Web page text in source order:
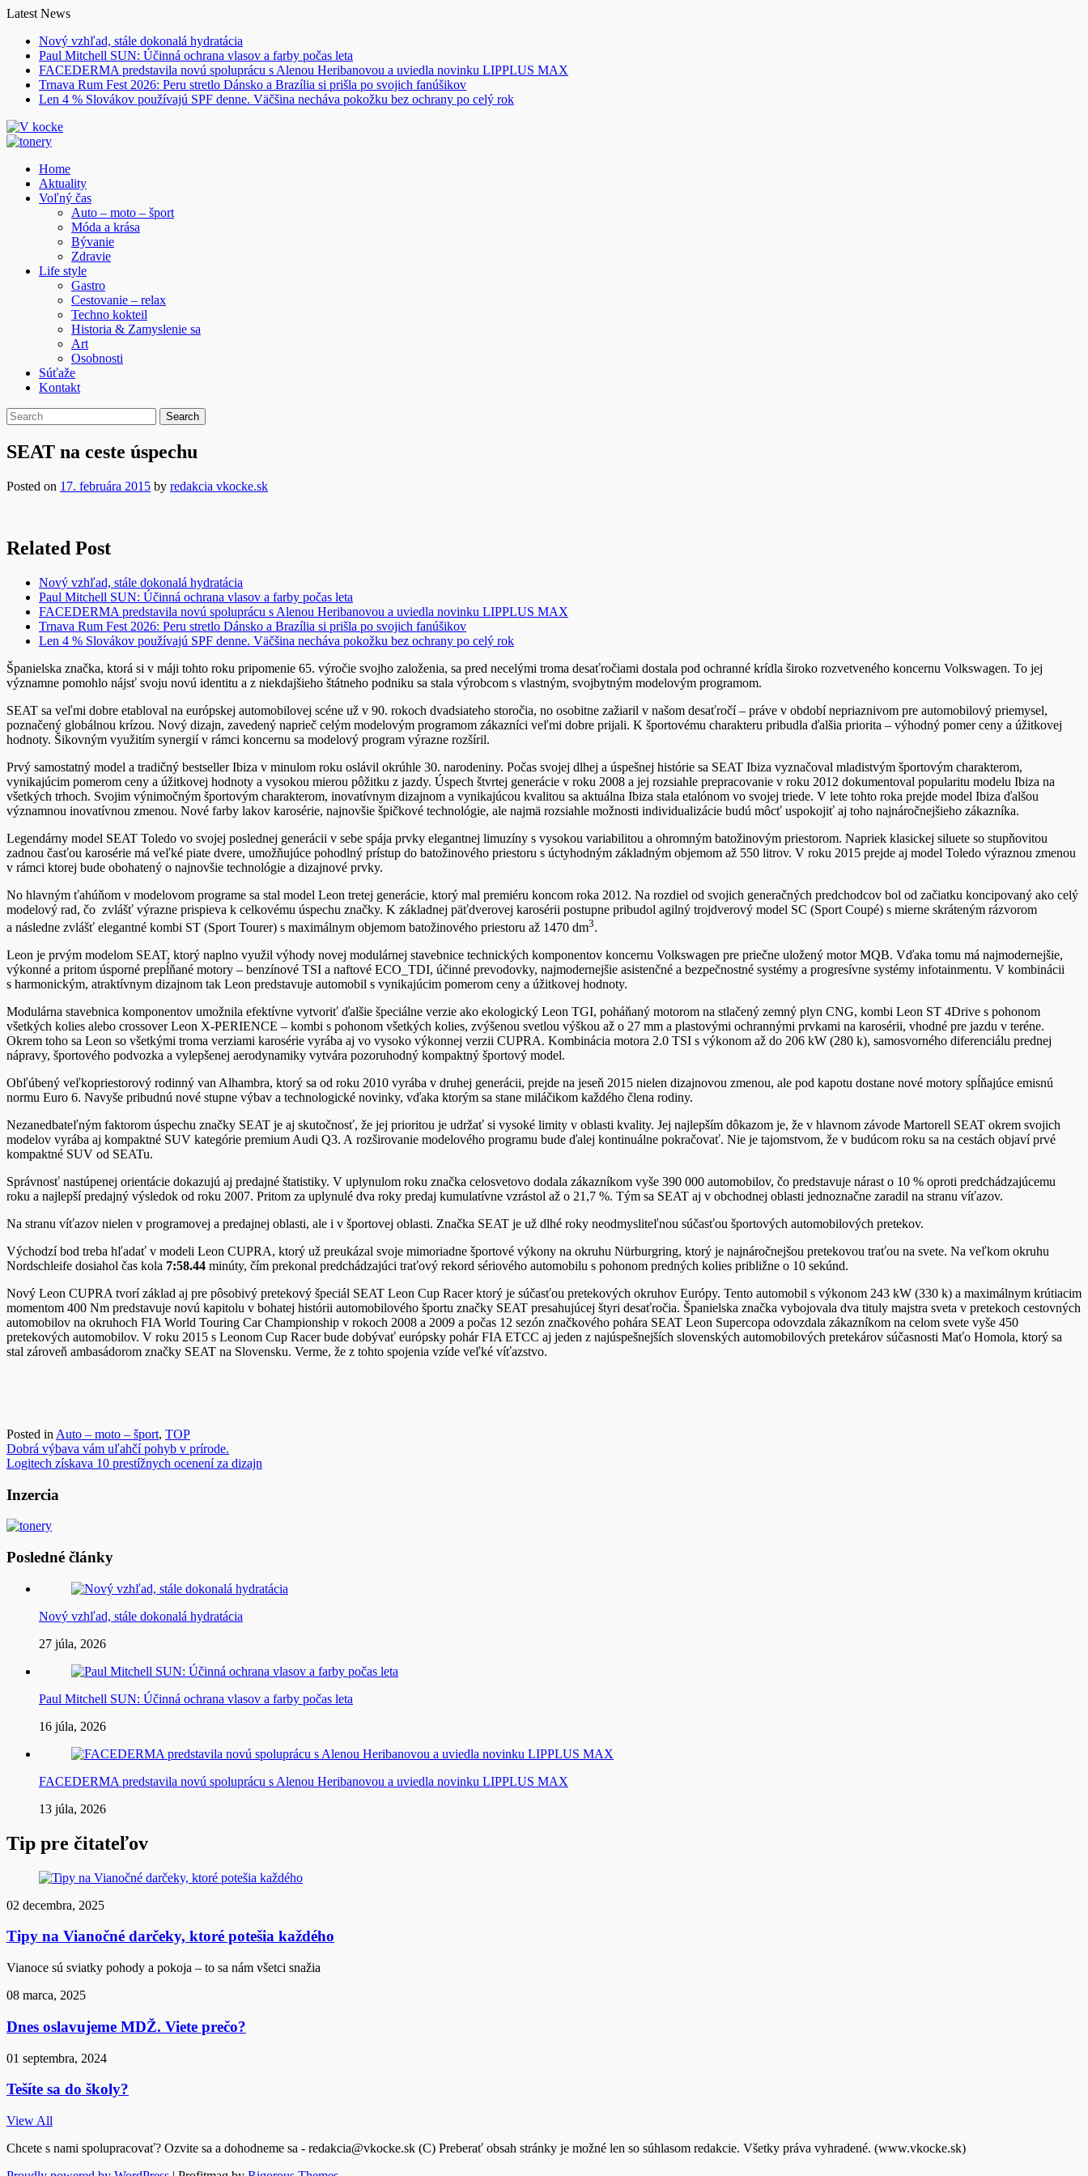
Skip
content
Latest News
Nový vzhľad, stále dokonalá hydratácia
Paul Mitchell SUN: Účinná ochrana vlasov a farby počas leta
FACEDERMA predstavila novú spoluprácu s Alenou Heribanovou a uviedla novinku LIPPLUS MAX
Trnava Rum Fest 2026: Peru stretlo Dánsko a Brazília si prišla po svojich fanúšikov
Len 4 % Slovákov používajú SPF denne. Väčšina necháva pokožku bez ochrany po celý rok
Home
Aktuality
Voľný čas
Auto – moto – šport
Móda a krása
Bývanie
Zdravie
Life style
Gastro
Cestovanie – relax
Techno kokteil
Historia & Zamyslenie sa
Art
Osobnosti
Súťaže
Kontakt
SEAT na ceste úspechu
Posted on 17. februára 2015 by redakcia vkocke.sk
Related Post
Nový vzhľad, stále dokonalá hydratácia
Paul Mitchell SUN: Účinná ochrana vlasov a farby počas leta
FACEDERMA predstavila novú spoluprácu s Alenou Heribanovou a uviedla novinku LIPPLUS MAX
Trnava Rum Fest 2026: Peru stretlo Dánsko a Brazília si prišla po svojich fanúšikov
Len 4 % Slovákov používajú SPF denne. Väčšina necháva pokožku bez ochrany po celý rok
Španielska značka, ktorá si v máji tohto roku pripomenie 65. výročie svojho založenia, sa pred necelými troma desaťročiami dostala pod ochranné krídla široko rozvetveného koncernu Volkswagen. To jej
významne pomohlo nájsť svoju novú identitu a z niekdajšieho štátneho podniku sa stala výrobcom s vlastným, svojbytným modelovým programom.
SEAT sa veľmi dobre etabloval na európskej automobilovej scéne už v 90. rokoch dvadsiateho storočia, no osobitne zažiaril v našom desaťročí – práve v období nepriaznivom pre automobilový priemysel,
poznačený globálnou krízou. Nový dizajn, zavedený naprieč celým modelovým programom zákazníci veľmi dobre prijali. K športovému charakteru pribudla ďalšia priorita – výhodný pomer ceny a úžitkovej
hodnoty. Šikovným využitím synergií v rámci koncernu sa modelový program výrazne rozšíril.
Prvý samostatný model a tradičný bestseller Ibiza v minulom roku oslávil okrúhle 30. narodeniny. Počas svojej dlhej a úspešnej histórie sa SEAT Ibiza vyznačoval mladistvým športovým charakterom,
vynikajúcim pomerom ceny a úžitkovej hodnoty a vysokou mierou pôžitku z jazdy. Úspech štvrtej generácie v roku 2008 a jej rozsiahle prepracovanie v roku 2012 dokumentoval popularitu modelu Ibiza na
všetkých trhoch. Svojim výnimočným športovým charakterom, inovatívnym dizajnom a vynikajúcou kvalitou sa aktuálna Ibiza stala etalónom vo svojej triede. V lete tohto roka prejde model Ibiza ďalšou
významnou inovatívnou zmenou. Nové farby lakov karosérie, najnovšie špičkové technológie, ale najmä rozsiahle možnosti individualizácie budú môcť uspokojiť aj toho najnáročnejšieho zákazníka.
Legendárny model SEAT Toledo vo svojej poslednej generácii v sebe spája prvky elegantnej limuzíny s vysokou variabilitou a ohromným batožinovým priestorom. Napriek klasickej siluete so stupňovitou
zadnou časťou karosérie má veľké piate dvere, umožňujúce pohodlný prístup do batožinového priestoru s úctyhodným základným objemom až 550 litrov. V roku 2015 prejde aj model Toledo výraznou zmenou
v rámci ktorej bude obohatený o najnovšie technológie a dizajnové prvky.
No hlavným ťahúňom v modelovom programe sa stal model Leon tretej generácie, ktorý mal premiéru koncom roka 2012. Na rozdiel od svojich generačných predchodcov bol od začiatku koncipovaný ako celý
modelový rad, čo zvlášť výrazne prispieva k celkovému úspechu značky. K základnej päťdverovej karosérii postupne pribudol agilný trojdverový model SC (Sport Coupé) s mierne skráteným rázvorom
a následne zvlášť elegantné kombi ST (Sport Tourer) s maximálnym objemom batožinového priestoru až 1470 dm3.
Leon je prvým modelom SEAT, ktorý naplno využil výhody novej modulárnej stavebnice technických komponentov koncernu Volkswagen pre priečne uložený motor MQB. Vďaka tomu má najmodernejšie,
výkonné a pritom úsporné prepĺňané motory – benzínové TSI a naftové ECO_TDI, účinné prevodovky, najmodernejšie asistenčné a bezpečnostné systémy a progresívne systémy infotainmentu. V kombinácii
s harmonickým, atraktívnym dizajnom tak Leon predstavuje automobil s vynikajúcim pomerom ceny a úžitkovej hodnoty.
Modulárna stavebnica komponentov umožnila efektívne vytvoriť ďalšie špeciálne verzie ako ekologický Leon TGI, poháňaný motorom na stlačený zemný plyn CNG, kombi Leon ST 4Drive s pohonom
všetkých kolies alebo crossover Leon X-PERIENCE – kombi s pohonom všetkých kolies, zvýšenou svetlou výškou až o 27 mm a plastovými ochrannými prvkami na karosérii, vhodné pre jazdu v teréne.
Okrem toho sa Leon so všetkými troma verziami karosérie vyrába aj vo vysoko výkonnej verzii CUPRA. Kombinácia motora 2.0 TSI s výkonom až do 206 kW (280 k), samosvorného diferenciálu prednej
nápravy, športového podvozka a vylepšenej aerodynamiky vytvára pozoruhodný kompaktný športový model.
Obľúbený veľkopriestorový rodinný van Alhambra, ktorý sa od roku 2010 vyrába v druhej generácii, prejde na jeseň 2015 nielen dizajnovou zmenou, ale pod kapotu dostane nové motory spĺňajúce emisnú
normu Euro 6. Navyše pribudnú nové stupne výbav a technologické novinky, vďaka ktorým sa stane miláčikom každého člena rodiny.
Nezanedbateľným faktorom úspechu značky SEAT je aj skutočnosť, že jej prioritou je udržať si vysoké limity v oblasti kvality. Jej najlepším dôkazom je, že v hlavnom závode Martorell SEAT okrem svojich
modelov vyrába aj kompaktné SUV kategórie premium Audi Q3. A rozširovanie modelového programu bude ďalej kontinuálne pokračovať. Nie je tajomstvom, že v budúcom roku sa na cestách objaví prvé
kompaktné SUV od SEATu.
Správnosť nastúpenej orientácie dokazujú aj predajné štatistiky. V uplynulom roku značka celosvetovo dodala zákazníkom vyše 390 000 automobilov, čo predstavuje nárast o 10 % oproti predchádzajúcemu
roku a najlepší predajný výsledok od roku 2007. Pritom za uplynulé dva roky predaj kumulatívne vzrástol až o 21,7 %. Tým sa SEAT aj v obchodnej oblasti jednoznačne zaradil na stranu víťazov.
Na stranu víťazov nielen v programovej a predajnej oblasti, ale i v športovej oblasti. Značka SEAT je už dlhé roky neodmysliteľnou súčasťou športových automobilových pretekov.
Východzí bod treba hľadať v modeli Leon CUPRA, ktorý už preukázal svoje mimoriadne športové výkony na okruhu Nürburgring, ktorý je najnáročnejšou pretekovou traťou na svete. Na veľkom okruhu
Nordschleife dosiahol čas kola 7:58.44 minúty, čím prekonal predchádzajúci traťový rekord sériového automobilu s pohonom predných kolies približne o 10 sekúnd.
Nový Leon CUPRA tvorí základ aj pre pôsobivý pretekový špeciál SEAT Leon Cup Racer ktorý je súčasťou pretekových okruhov Európy. Tento automobil s výkonom 243 kW (330 k) a maximálnym krútiacim
momentom 400 Nm predstavuje novú kapitolu v bohatej histórii automobilového športu značky SEAT presahujúcej štyri desaťročia. Španielska značka vybojovala dva tituly majstra sveta v pretekoch cestovných
automobilov na okruhoch FIA World Touring Car Championship v rokoch 2008 a 2009 a počas 12 sezón značkového pohára SEAT Leon Supercopa odovzdala zákazníkom na celom svete vyše 450
pretekových automobilov. V roku 2015 s Leonom Cup Racer bude dobývať európsky pohár FIA ETCC aj jeden z najúspešnejších slovenských automobilových pretekárov súčasnosti Maťo Homola, ktorý sa
stal zároveň ambasádorom značky SEAT na Slovensku. Verme, že z tohto spojenia vzíde veľké víťazstvo.
Posted in Auto – moto – šport, TOP
Navigácia
v
článku
Dobrá výbava vám uľahčí pohyb v prírode.
Logitech získava 10 prestížnych ocenení za dizajn
Inzercia
Posledné články
Nový vzhľad, stále dokonalá hydratácia
27 júla, 2026
Paul Mitchell SUN: Účinná ochrana vlasov a farby počas leta
16 júla, 2026
FACEDERMA predstavila novú spoluprácu s Alenou Heribanovou a uviedla novinku LIPPLUS MAX
13 júla, 2026
Tip pre čitateľov
02 decembra, 2025
Tipy na Vianočné darčeky, ktoré potešia každého
Vianoce sú sviatky pohody a pokoja – to sa nám všetci snažia
08 marca, 2025
Dnes oslavujeme MDŽ. Viete prečo?
01 septembra, 2024
Tešíte sa do školy?
View All
Chcete s nami spolupracovať? Ozvite sa a dohodneme sa - redakcia@vkocke.sk (C) Preberať obsah stránky je možné len so súhlasom redakcie. Všetky práva vyhradené. (www.vkocke.sk)